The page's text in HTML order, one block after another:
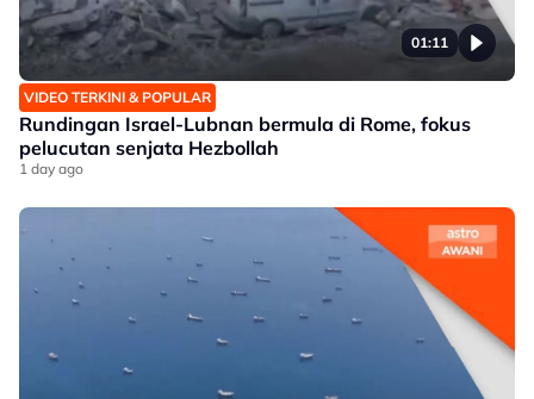
01:11
VIDEO TERKINI & POPULAR
Rundingan Israel-Lubnan bermula di Rome, fokus
pelucutan senjata Hezbollah
1 day ago